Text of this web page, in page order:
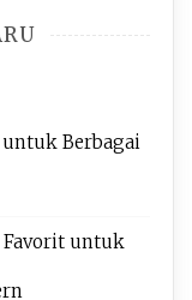
Berbagai
Favorit untuk